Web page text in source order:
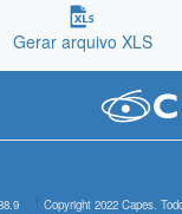
Gerar arquivo XLS
Copyright 2022 Capes.